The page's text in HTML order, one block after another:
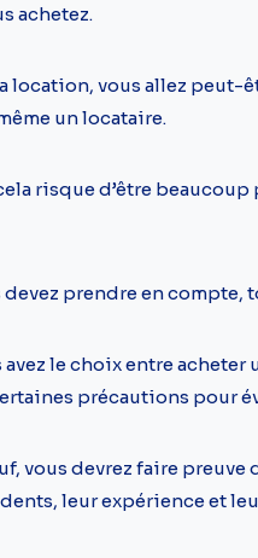
achetez.
location, vous allez peut-
un locataire.
risque d’être
prendre en compte,
avez le choix entre
précautions pour
vous devrez faire
leur expérience et